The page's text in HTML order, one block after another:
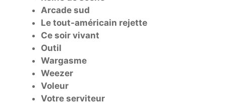
Arcade sud
Le tout-américain rejette
Ce soir vivant
Outil
Wargasme
Weezer
Voleur
Votre serviteur